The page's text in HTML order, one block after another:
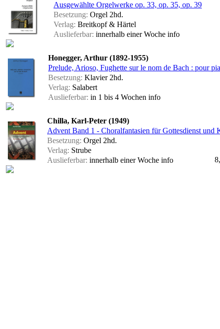
Ausgewählte Orgelwerke op. 33, op. 35, op. 39
Besetzung: Orgel 2hd.
Verlag: Breitkopf & Härtel
Auslieferbar: innerhalb einer Woche info
Honegger, Arthur (1892-1955)
Prelude, Arioso, Fughette sur le nom de Bach : pour
Besetzung: Klavier 2hd.
Verlag: Salabert
Auslieferbar: in 1 bis 4 Wochen info
Chilla, Karl-Peter (1949)
Advent Band 1 - Choralfantasien für Gottesdienst und
Besetzung: Orgel 2hd.
Verlag: Strube
Auslieferbar: innerhalb einer Woche info